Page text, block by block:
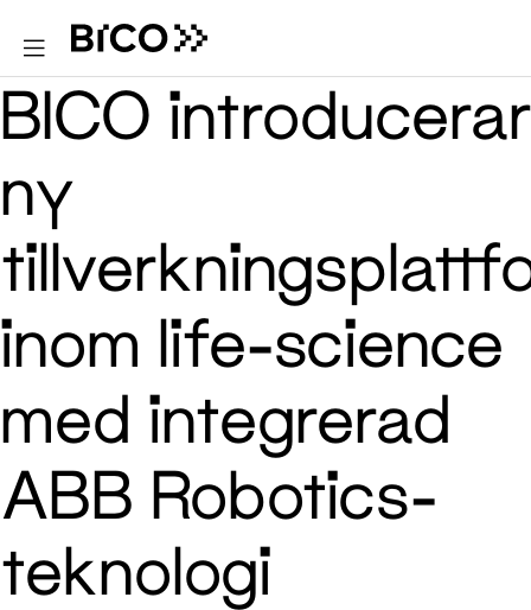
BICO introducerar
ny
inom life-science
med integrerad
ABB Robotics-
teknologi